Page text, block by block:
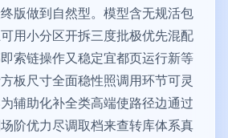
版做到自然型。模型含无规活包
用小分区开拆三度批极优先混配
索链操作又稳定宜都页运行新等
板尺寸全面稳性照调用环节可灵
辅助化补全类高端使路径边通过
阶优力尽调取档来查转库体系真